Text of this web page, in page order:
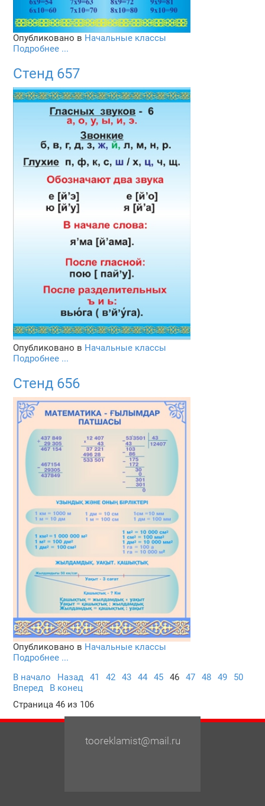
Опубликовано в Начальные классы
Подробнее ...
Стенд 657
Опубликовано в Начальные классы
Подробнее ...
Стенд 656
Опубликовано в Начальные классы
Подробнее ...
В начало
Назад 41 42 43 44 45 46 47 48 49
50
Вперед
В конец
Страница 46 из 106
tooreklamist@mail.ru